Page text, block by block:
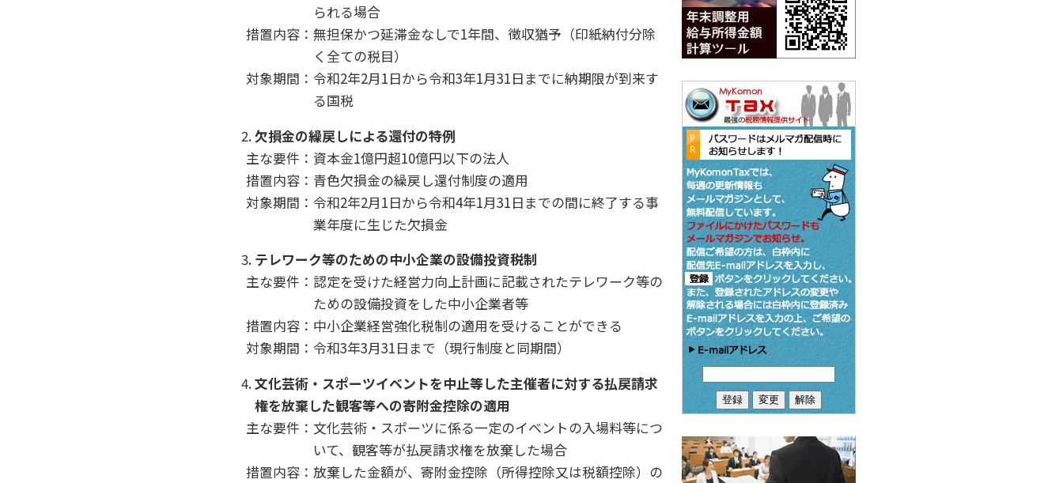
られる場合
措置内容：無担保かつ延滞金なしで1年間、徴収猶予（印紙納付分除
く全ての税目）
対象期間：令和2年2月1日から令和3年1月31日までに納期限が到来す
る国税
欠損金の繰戻しによる還付の特例
主な要件：資本金1億円超10億円以下の法人
措置内容：青色欠損金の繰戻し還付制度の適用
対象期間：令和2年2月1日から令和4年1月31日までの間に終了する事
業年度に生じた欠損金
テレワーク等のための中小企業の設備投資税制
主な要件：認定を受けた経営力向上計画に記載されたテレワーク等の
ための設備投資をした中小企業者等
措置内容：中小企業経営強化税制の適用を受けることができる
対象期間：令和3年3月31日まで（現行制度と同期間）
文化芸術・スポーツイベントを中止等した主催者に対する払戻請求
権を放棄した観客等への寄附金控除の適用
主な要件：文化芸術・スポーツに係る一定のイベントの入場料等につ
いて、観客等が払戻請求権を放棄した場合
措置内容：放棄した金額が、寄附金控除（所得控除又は税額控除）の